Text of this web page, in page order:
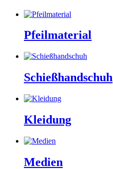
Pfeilmaterial
Schießhandschuh
Kleidung
Medien